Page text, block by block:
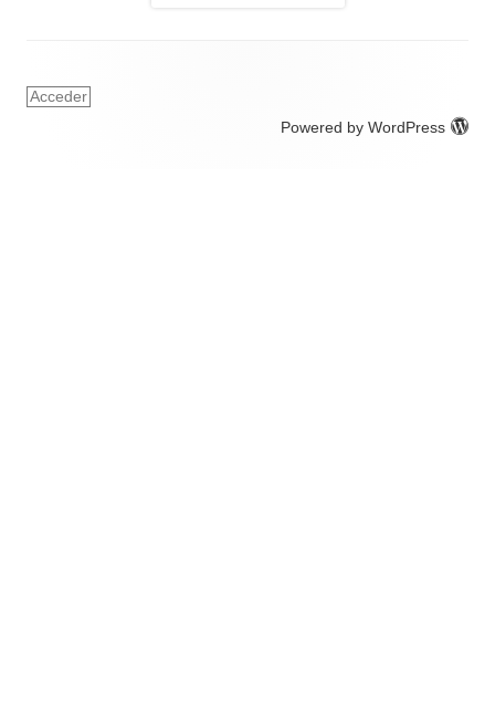
Acceder
Powered by WordPress